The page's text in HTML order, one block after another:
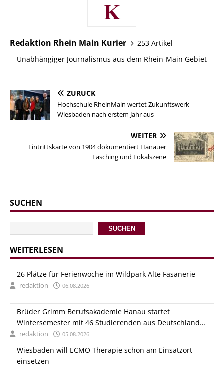
Redaktion Rhein Main Kurier
253 Artikel
Unabhängiger Journalismus aus dem Rhein-Main Gebiet
ZURÜCK
Hochschule RheinMain wertet Zukunftswerk
Wiesbaden nach erstem Jahr aus
WEITER
Eintrittskarte von 1904 dokumentiert Hanauer
Fasching und Lokalszene
SUCHEN
SUCHEN
WEITERLESEN
26 Plätze für Ferienwoche im Wildpark Alte Fasanerie
redaktion 06.08.2026
Brüder Grimm Berufsakademie Hanau startet
Wintersemester mit 46 Studierenden aus Deutschland
und Italien
redaktion 05.08.2026
Wiesbaden will ECMO Therapie schon am Einsatzort
einsetzen